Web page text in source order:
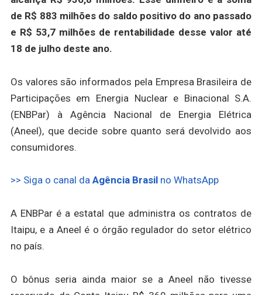
de R$ 883 milhões do saldo positivo do ano passado
e R$ 53,7 milhões de rentabilidade desse valor até
18 de julho deste ano.
Os valores são informados pela Empresa Brasileira de
Participações em Energia Nuclear e Binacional S.A.
(ENBPar) à Agência Nacional de Energia Elétrica
(Aneel), que decide sobre quanto será devolvido aos
consumidores.
>> Siga o canal da Agência Brasil no WhatsApp
A ENBPar é a estatal que administra os contratos de
Itaipu, e a Aneel é o órgão regulador do setor elétrico
no país.
O bônus seria ainda maior se a Aneel não tivesse